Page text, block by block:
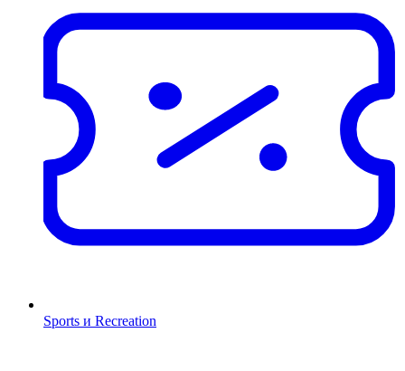
Sports и Recreation